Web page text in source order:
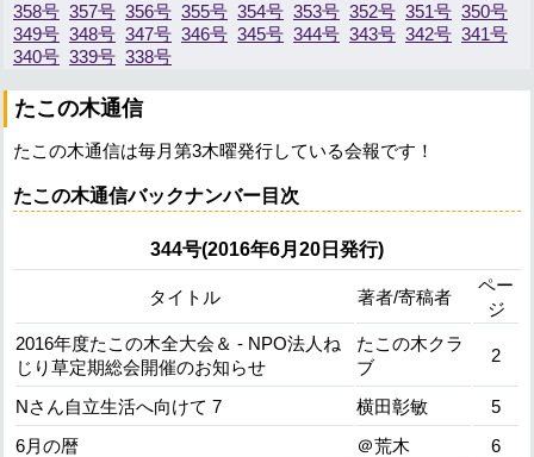
358号 357号 356号 355号 354号 353号 352号 351号 350号
349号 348号 347号 346号 345号 344号 343号 342号 341号
340号 339号 338号
たこの木通信
たこの木通信は毎月第3木曜発行している会報です！
たこの木通信バックナンバー目次
344号(2016年6月20日発行)
タイトル 著者/寄稿者
ペー
ジ
2016年度たこの木全大会＆ - NPO法人ね
じり草定期総会開催のお知らせ
たこの木クラ
ブ
2
Nさん自立生活へ向けて 7 横田彰敏
5
6月の暦
＠荒木
6